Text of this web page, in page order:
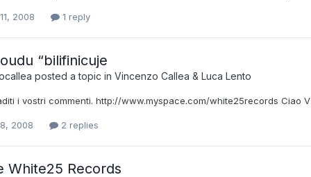
2008 1 reply
“bilifinicuje
posted a topic in Vincenzo Callea & Luca Lento
i vostri commenti. http://www.myspace.com/white25records Ciao V
2008 2 replies
White25 Records